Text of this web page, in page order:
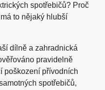
spotřebičů? Proč
to nějaký hlubší
dílně a zahradnická
pravidelně
poškození přívodních
spotřebičů,